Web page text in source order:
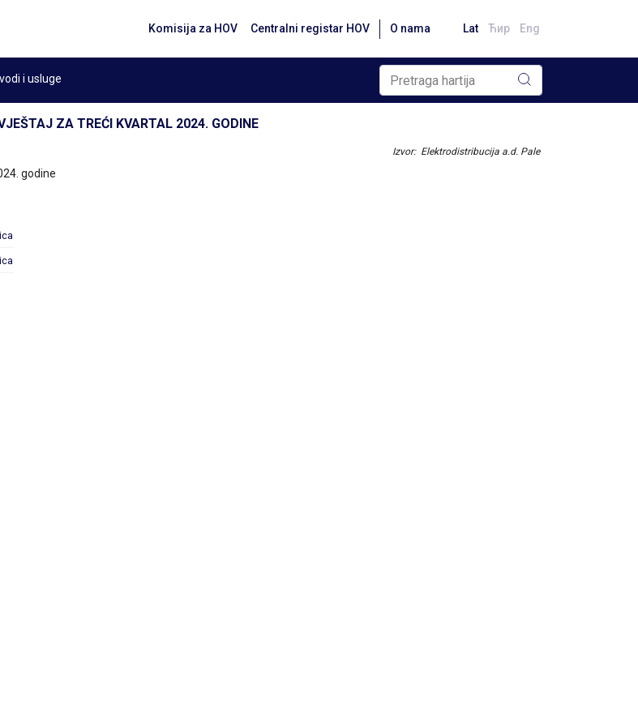
Komisija za HOV Centralni registar HOV O nama Lat Ћир Eng
i usluge
ZA TREĆI KVARTAL 2024. GODINE
Izvor: Elektrodistribucija a.d. Pale
godine